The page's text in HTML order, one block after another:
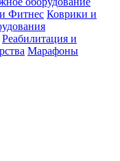
Фитнес Коврики и
Реабилитация и
Марафоны